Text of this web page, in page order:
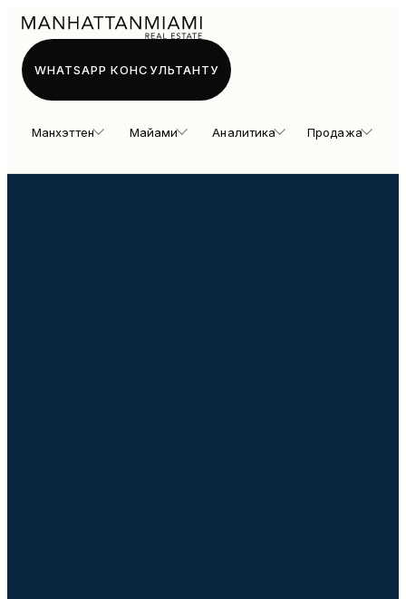
Манхэттен Майами Аналитика Продажа
WHATSAPP КОНСУЛЬТАНТУ